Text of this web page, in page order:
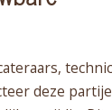
deze